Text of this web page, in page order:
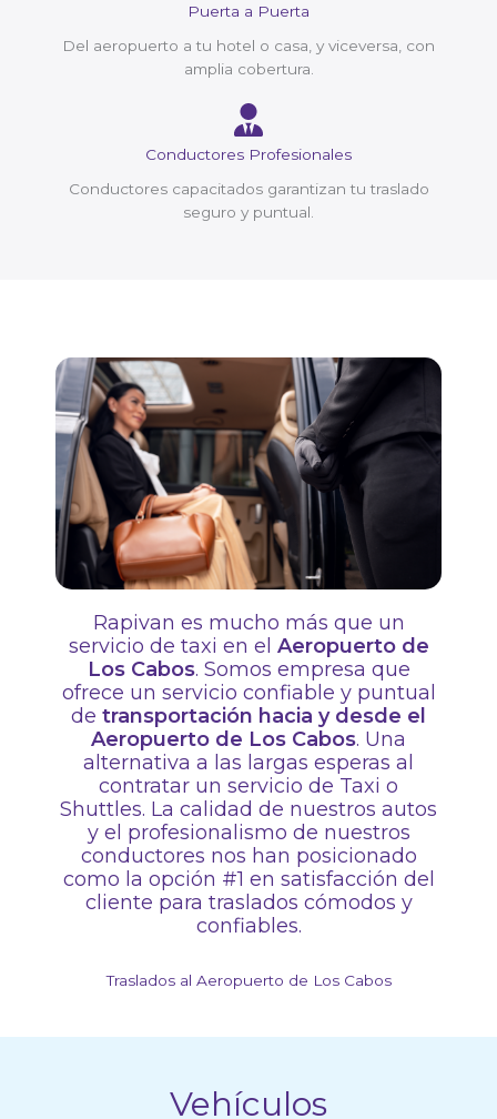
Puerta a Puerta
Del aeropuerto a tu hotel o casa, y viceversa, con
amplia cobertura.
Conductores Profesionales
Conductores capacitados garantizan tu traslado
seguro y puntual.
Rapivan es mucho más que un
servicio de taxi en el Aeropuerto de
Los Cabos. Somos empresa que
ofrece un servicio confiable y puntual
de transportación hacia y desde el
Aeropuerto de Los Cabos. Una
alternativa a las largas esperas al
contratar un servicio de Taxi o
Shuttles. La calidad de nuestros autos
y el profesionalismo de nuestros
conductores nos han posicionado
como la opción #1 en satisfacción del
cliente para traslados cómodos y
confiables.
Traslados al Aeropuerto de Los Cabos
Vehículos